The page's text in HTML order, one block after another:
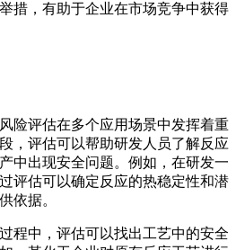
措，有助于企业在市场竞争中获得
险评估在多个应用场景中发挥着重
，评估可以帮助研发人员了解反应
中出现安全问题。例如，在研发一
评估可以确定反应的热稳定性和潜
依据。
程中，评估可以找出工艺中的安全